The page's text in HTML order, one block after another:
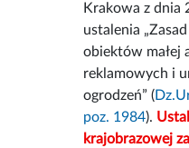
Krakowa z dnia
ustalenia
obiektów małej
reklamowych i
ogrodzeń” (
poz. 1984).
krajobrazowej